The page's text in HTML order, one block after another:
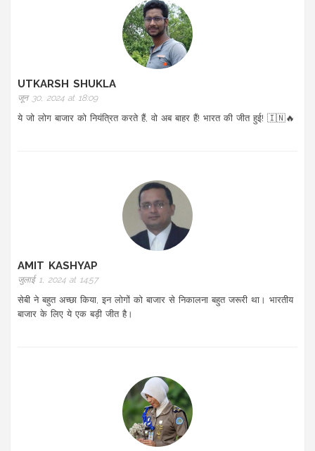
UTKARSH SHUKLA
जून 30, 2024 at 18:09
ये जो लोग बाजार को नियंत्रित करते हैं, वो अब बाहर हैं! भारत की जीत हुई! 🇮🇳🔥
AMIT KASHYAP
जुलाई 1, 2024 at 14:57
सेबी ने बहुत अच्छा किया, इन लोगों को बाजार से निकालना बहुत जरूरी था। भारतीय
बाजार के लिए ये एक बड़ी जीत है।